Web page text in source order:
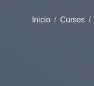
Inicio Cursos